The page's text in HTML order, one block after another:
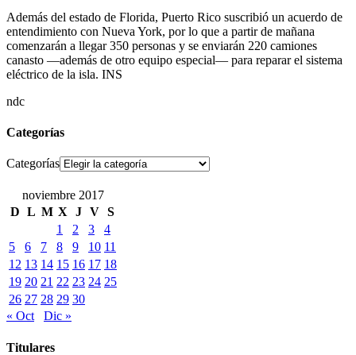
Además del estado de Florida, Puerto Rico suscribió un acuerdo de
entendimiento con Nueva York, por lo que a partir de mañana
comenzarán a llegar 350 personas y se enviarán 220 camiones
canasto —además de otro equipo especial— para reparar el sistema
eléctrico de la isla. INS
ndc
Categorías
Categorías
noviembre 2017
D L M X J V S
1
2 3
4
5
6 7 8 9 10 11
12 13 14 15 16 17 18
19 20 21 22 23 24 25
26 27 28 29 30
« Oct
Dic »
Titulares